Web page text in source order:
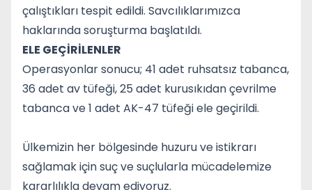
çalıştıkları tespit edildi. Savcılıklarımızca
haklarında soruşturma başlatıldı.
ELE GEÇİRİLENLER
Operasyonlar sonucu; 41 adet ruhsatsız tabanca,
36 adet av tüfeği, 25 adet kurusıkıdan çevrilme
tabanca ve 1 adet AK-47 tüfeği ele geçirildi.
Ülkemizin her bölgesinde huzuru ve istikrarı
sağlamak için suç ve suçlularla mücadelemize
kararlılıkla devam ediyoruz.